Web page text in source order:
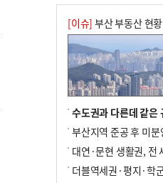
[이슈] 부산 부동산 현황